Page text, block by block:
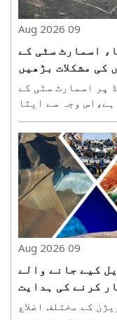
09 Aug 2026
اسمارٹ سٹی کے
کی مشکلات بڑھیں
(ہ س)۔ جی ٹی روڈ پر اسمارٹ سٹی کے
وجہ سے ایٹا
ہیں۔ بارش کی وجہ
ہوگیا ہے۔ چوراہے
پر ..
09 Aug 2026
کیے جانے والے
کرنے کی ہدایت
ڈویژن کے مختلف اضلاع